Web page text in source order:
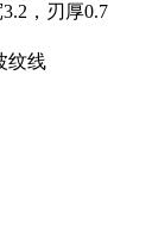
，刃厚0.7
纹线